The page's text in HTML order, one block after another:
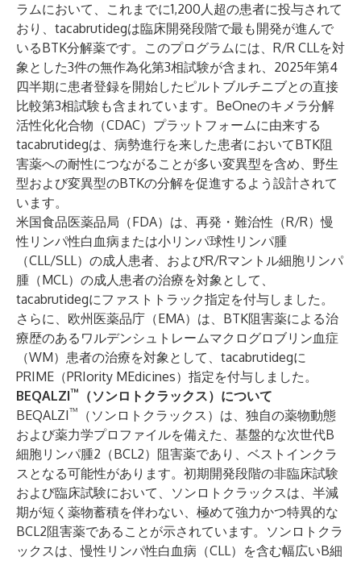
ラムにおいて、これまでに1,200人超の患者に投与されて
おり、tacabrutidegは臨床開発段階で最も開発が進んで
いるBTK分解薬です。このプログラムには、R/R CLLを対
象とした3件の無作為化第3相試験が含まれ、2025年第4
四半期に患者登録を開始したピルトブルチニブとの直接
比較第3相試験も含まれています。BeOneのキメラ分解
活性化化合物（CDAC）プラットフォームに由来する
tacabrutidegは、病勢進行を来した患者においてBTK阻
害薬への耐性につながることが多い変異型を含め、野生
型および変異型のBTKの分解を促進するよう設計されて
います。
米国食品医薬品局（FDA）は、再発・難治性（R/R）慢
性リンパ性白血病または小リンパ球性リンパ腫
（CLL/SLL）の成人患者、およびR/Rマントル細胞リンパ
腫（MCL）の成人患者の治療を対象として、
tacabrutidegにファストトラック指定を付与しました。
さらに、欧州医薬品庁（EMA）は、BTK阻害薬による治
療歴のあるワルデンシュトレームマクログロブリン血症
（WM）患者の治療を対象として、tacabrutidegに
PRIME（PRIority MEdicines）指定を付与しました。
BEQALZI™
（ソンロトクラックス）について
BEQALZI™
（ソンロトクラックス）は、独自の薬物動態
および薬力学プロファイルを備えた、基盤的な次世代B
細胞リンパ腫2（BCL2）阻害薬であり、ベストインクラ
スとなる可能性があります。初期開発段階の非臨床試験
および臨床試験において、ソンロトクラックスは、半減
期が短く薬物蓄積を伴わない、極めて強力かつ特異的な
BCL2阻害薬であることが示されています。ソンロトクラ
ックスは、慢性リンパ性白血病（CLL）を含む幅広いB細